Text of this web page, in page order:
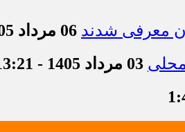
معرفی شدند 06 مرداد 1405 - 12:23
03 مرداد 1405 - 13:21